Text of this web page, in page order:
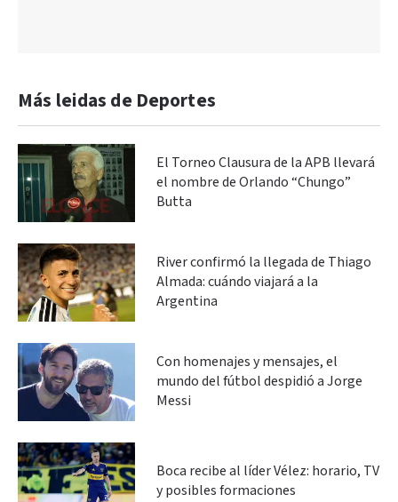
Más leidas de Deportes
El Torneo Clausura de la APB llevará
el nombre de Orlando “Chungo”
Butta
River confirmó la llegada de Thiago
Almada: cuándo viajará a la
Argentina
Con homenajes y mensajes, el
mundo del fútbol despidió a Jorge
Messi
Boca recibe al líder Vélez: horario, TV
y posibles formaciones